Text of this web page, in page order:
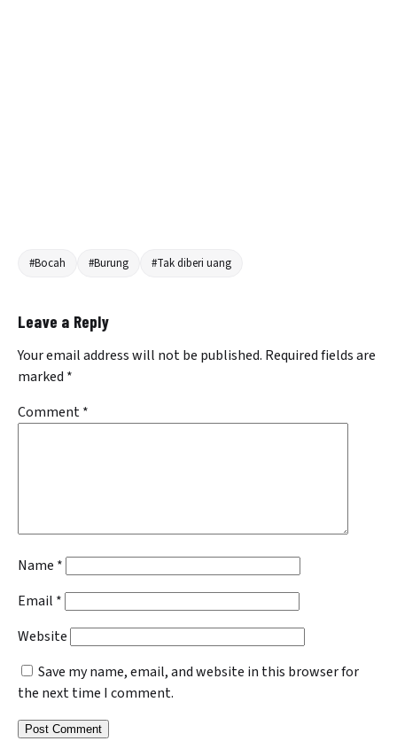
#Bocah #Burung #Tak diberi uang
Leave a Reply
Your email address will not be published. Required fields are
marked *
Comment*
Name *
Email *
Website
Save my name, email, and website in this browser for
the next time I comment.